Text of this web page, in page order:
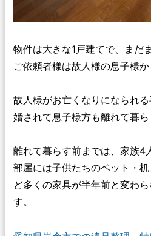
物件は大きな1戸建てで、まだ
ご依頼者様は故人様の息子様か
故人様がお亡くなりになられ
婚されて息子様方も離れて暮ら
離れて暮らす前までは、家族4
部屋には子供たちのベット・
ど多くの家具が半年前と変わ
す。